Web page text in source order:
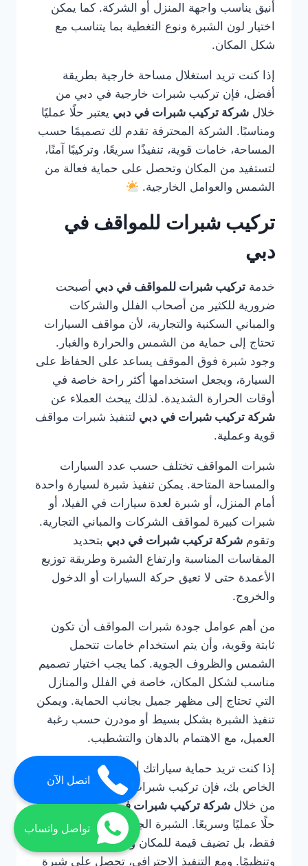
أنيق يناسب واجهة المنزل أو الشركة. كما يمكن
اختيار لون الشبرة ونوع التغطية بما يتناسب مع
شكل المكان.
إذا كنت تريد استغلال مساحة خارجية بطريقة
أفضل، فإن تركيب شبرات خارجية في دبي من
خلال شركة تركيب شبرات في دبي يعتبر حلًا عمليًا
ومناسبًا. الشركة المحترفة تقدم لك تصميمًا حسب
المساحة، خامات قوية، تنفيذًا سريعًا، وتركيبًا آمنًا،
لتستفيد من المكان وتحصل على حماية فعالة من
الشمس والعوامل الخارجية.
تركيب شبرات للمواقف في
دبي
خدمة تركيب شبرات للمواقف في دبي أصبحت
ضرورية للكثير من أصحاب الفلل والشركات
والمباني السكنية والتجارية، لأن مواقف السيارات
تحتاج إلى حماية من الشمس والحرارة والغبار.
وجود شبرة فوق الموقف يساعد على الحفاظ على
السيارة، ويجعل استخدامها أكثر راحة خاصة في
أوقات الحرارة الشديدة. لذلك يبحث العملاء عن
شركة تركيب شبرات في دبي لتنفيذ شبرات مواقف
قوية وعملية.
شبرات المواقف تختلف حسب عدد السيارات
والمساحة المتاحة. يمكن تنفيذ شبرة لسيارة واحدة
أمام المنزل، أو شبرة لعدة سيارات في الفيلا، أو
شبرات كبيرة لمواقف الشركات والمباني التجارية.
وتقوم شركة تركيب شبرات في دبي بتحديد
المقاسات المناسبة وارتفاع الشبرة وطريقة توزيع
الأعمدة حتى لا تعيق حركة السيارات أو الدخول
والخروج.
من أهم عوامل جودة شبرات المواقف أن تكون
ثابتة وقوية، وأن يتم استخدام خامات تتحمل
الشمس والظروف الجوية. كما يجب اختيار تصميم
مناسب لشكل المكان، خاصة في الفلل والمنازل
التي تحتاج إلى مظهر جميل بجانب الحماية. ويمكن
تنفيذ الشبرة بشكل بسيط أو مودرن حسب رغبة
العميل، مع الاهتمام بالدهان والتشطيب.
إذا كنت تريد حماية سياراتك أو تنظيم الموقف
الخاص بك، فإن تركيب شبرات للمواقف في دبي
من خلال شركة تركيب شبرات في دبييضمن لك
حلًا عمليًا وسريعًا. الشبرة الجيدة لا تحمي السيارة
فقط، بل تضيف قيمة للمكان وتجعله أكثر راحة
وتنظيمًا. ومع التنفيذ الاحترافي، تحصل على شبرة
اتصل الآن
تواصل واتساب